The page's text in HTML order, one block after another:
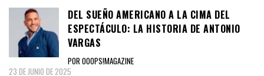
DEL SUEÑO AMERICANO A LA CIMA DEL
ESPECTÁCULO: LA HISTORIA DE ANTONIO
VARGAS
POR OOOPS!MAGAZINE
23 DE JUNIO DE 2025